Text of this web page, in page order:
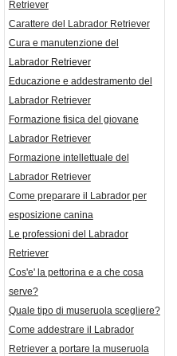
Retriever
Carattere del Labrador Retriever
Cura e manutenzione del
Labrador Retriever
Educazione e addestramento del
Labrador Retriever
Formazione fisica del giovane
Labrador Retriever
Formazione intellettuale del
Labrador Retriever
Come preparare il Labrador per
esposizione canina
Le professioni del Labrador
Retriever
Cos'e' la pettorina e a che cosa
serve?
Quale tipo di museruola scegliere?
Come addestrare il Labrador
Retriever a portare la museruola